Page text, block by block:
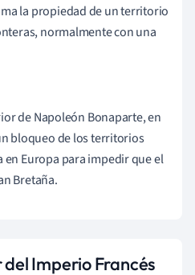
la propiedad de un territorio
normalmente con una
de Napoleón Bonaparte, en
bloqueo de los territorios
Europa para impedir que el
Bretaña.
Imperio Francés